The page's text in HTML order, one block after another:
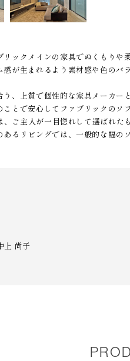
ックメインの家具でぬくもりや
が生まれるよう素材感や色の
、上質で個性的な家具メーカ
とで安心してファブリックのソ
ご主人が一目惚れして選ばれ
るリビングでは、一般的な幅
尚子